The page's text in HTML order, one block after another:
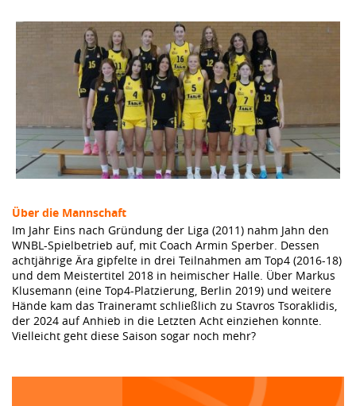
Über die Mannschaft
Im Jahr Eins nach Gründung der Liga (2011) nahm Jahn den
WNBL-Spielbetrieb auf, mit Coach Armin Sperber. Dessen
achtjährige Ära gipfelte in drei Teilnahmen am Top4 (2016-18)
und dem Meistertitel 2018 in heimischer Halle. Über Markus
Klusemann (eine Top4-Platzierung, Berlin 2019) und weitere
Hände kam das Traineramt schließlich zu Stavros Tsoraklidis,
der 2024 auf Anhieb in die Letzten Acht einziehen konnte.
Vielleicht geht diese Saison sogar noch mehr?